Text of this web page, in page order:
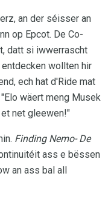
an der séisser an
op Epcot. De Co-
datt si iwwerrascht
wollten hir
ech hat d'Ride mat
wäert meng Musek
et net gleewen!"
Finding Nemo- De
ass e bëssen
an ass bal all